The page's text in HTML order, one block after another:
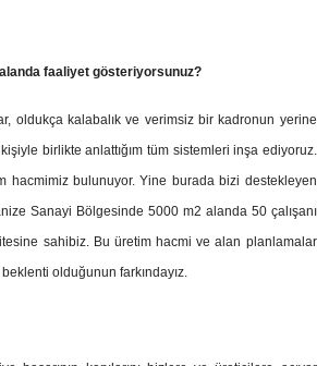
faaliyet gösteriyorsunuz?
oldukça kalabalık ve verimsiz bir kadronun yerine
birlikte anlattığım tüm sistemleri inşa ediyoruz.
hacmimiz bulunuyor. Yine burada bizi destekleyen
Sanayi Bölgesinde 5000 m2 alanda 50 çalışanı
sahibiz. Bu üretim hacmi ve alan planlamalar
olduğunun farkındayız.